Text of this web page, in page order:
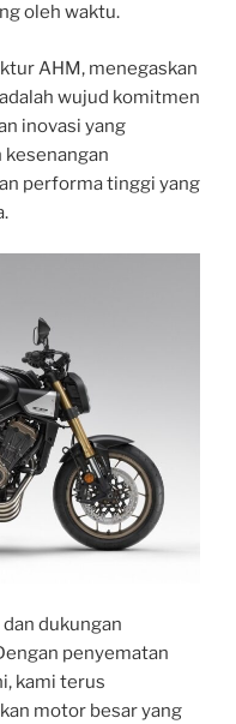
oleh waktu.
AHM, menegaskan
wujud komitmen
inovasi yang
kesenangan
performa tinggi yang
dukungan
penyematan
kami terus
motor besar yang